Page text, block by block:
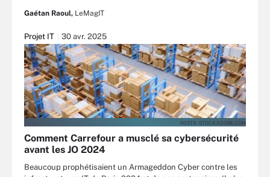
Gaétan Raoul, LeMagIT
Projet IT 30 avr. 2025
ROST9 - STOCK.ADOBE.COM
Comment Carrefour a musclé sa cybersécurité
avant les JO 2024
Beaucoup prophétisaient un Armageddon Cyber contre les